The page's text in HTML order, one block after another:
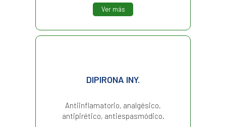
Ver más
DIPIRONA INY.
Antiinflamatorio, analgésico,
antipirético, antiespasmódico.